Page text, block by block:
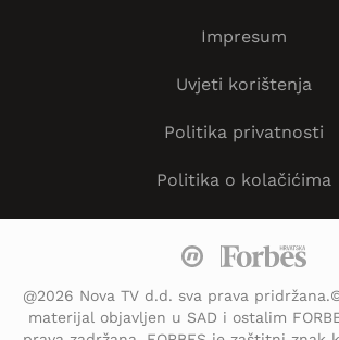
Impresum
Uvjeti korištenja
Politika privatnosti
Politika o kolačićima
@2026 Nova TV d.d. sva prava
materijal objavljen u SAD i ostalim